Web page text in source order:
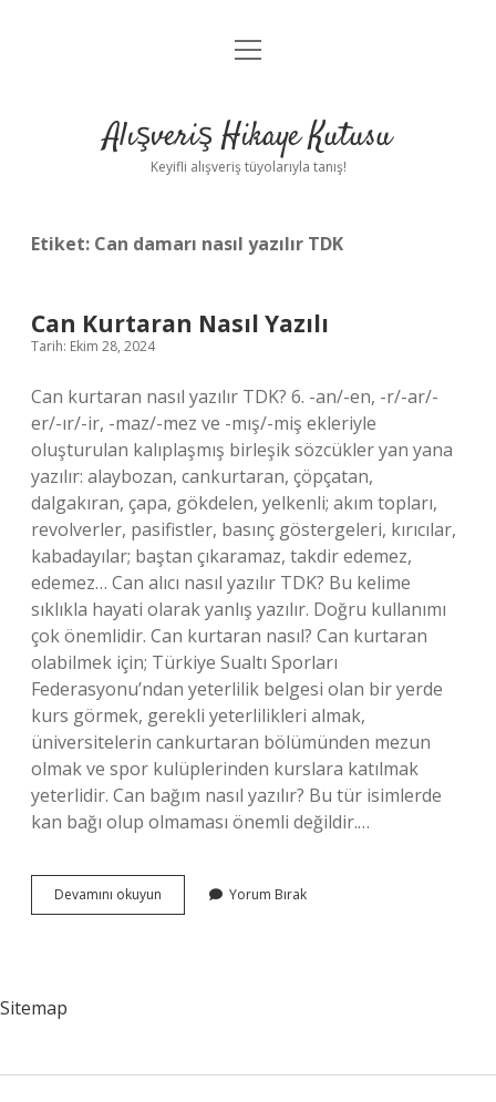
Anasayfa
Yasal Uyarı
menüyü
Alışveriş Hikaye Kutusu
Keyifli alışveriş tüyolarıyla tanış!
Etiket: Can damarı nasıl yazılır TDK
Can Kurtaran Nasıl Yazılı
Tarih: Ekim 28, 2024
Can kurtaran nasıl yazılır TDK? 6. -an/-en, -r/-ar/-
er/-ır/-ir, -maz/-mez ve -mış/-miş ekleriyle
oluşturulan kalıplaşmış birleşik sözcükler yan yana
yazılır: alaybozan, cankurtaran, çöpçatan,
dalgakıran, çapa, gökdelen, yelkenli; akım topları,
revolverler, pasifistler, basınç göstergeleri, kırıcılar,
kabadayılar; baştan çıkaramaz, takdir edemez,
edemez… Can alıcı nasıl yazılır TDK? Bu kelime
sıklıkla hayati olarak yanlış yazılır. Doğru kullanımı
çok önemlidir. Can kurtaran nasıl? Can kurtaran
olabilmek için; Türkiye Sualtı Sporları
Federasyonu’ndan yeterlilik belgesi olan bir yerde
kurs görmek, gerekli yeterlilikleri almak,
üniversitelerin cankurtaran bölümünden mezun
olmak ve spor kulüplerinden kurslara katılmak
yeterlidir. Can bağım nasıl yazılır? Bu tür isimlerde
kan bağı olup olmaması önemli değildir.…
Devamını okuyun
Kurtaran
Yorum Bırak
Sitemap